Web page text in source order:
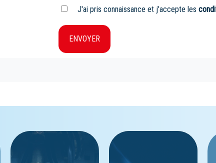
J'ai pris connaissance et j'accepte les
ENVOYER